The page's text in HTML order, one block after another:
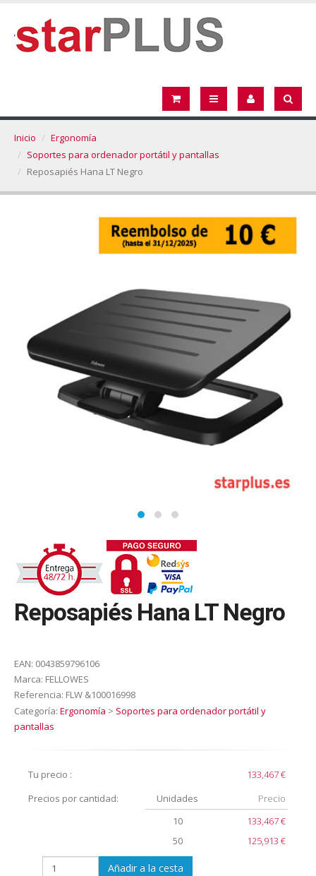
Inicio
Ergonomía
Soportes para ordenador portátil y pantallas
Reposapiés Hana LT Negro
Reposapiés Hana LT Negro
EAN: 0043859796106
Marca: FELLOWES
Referencia: FLW &100016998
Categoría: Ergonomía > Soportes para ordenador portátil y
pantallas
Tu precio :
133,467 €
Precios por cantidad:
Unidades
Precio
10
133,467 €
50
125,913 €
Añadir a la cesta